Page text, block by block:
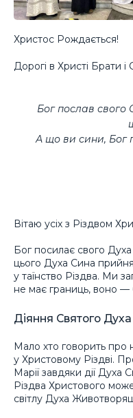
Христос Рождається!
Дорогі в Христі Брати і
Бог послав свого
А що ви сини, Бог
Вітаю усіх з Різдвом
Бог посилає свого
цього Духа Сина
у таїнство Різдва. Ми
не має границь, воно —
Діяння Святого
Мало хто говорить про
у Христовому Різдві.
Марії завдяки дії Духа
Різдва Христового
світлу Духа